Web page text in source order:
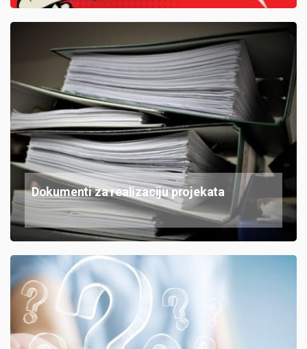
Dokumenti za realizaciju projekata